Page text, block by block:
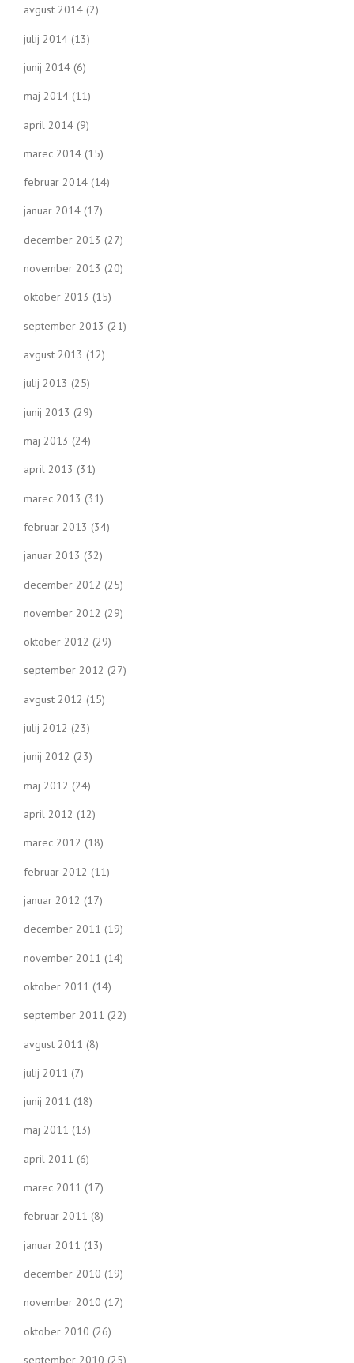
avgust 2014 (2)
julij 2014 (13)
junij 2014 (6)
maj 2014 (11)
april 2014 (9)
marec 2014 (15)
februar 2014 (14)
januar 2014 (17)
december 2013 (27)
november 2013 (20)
oktober 2013 (15)
september 2013 (21)
avgust 2013 (12)
julij 2013 (25)
junij 2013 (29)
maj 2013 (24)
april 2013 (31)
marec 2013 (31)
februar 2013 (34)
januar 2013 (32)
december 2012 (25)
november 2012 (29)
oktober 2012 (29)
september 2012 (27)
avgust 2012 (15)
julij 2012 (23)
junij 2012 (23)
maj 2012 (24)
april 2012 (12)
marec 2012 (18)
februar 2012 (11)
januar 2012 (17)
december 2011 (19)
november 2011 (14)
oktober 2011 (14)
september 2011 (22)
avgust 2011 (8)
julij 2011 (7)
junij 2011 (18)
maj 2011 (13)
april 2011 (6)
marec 2011 (17)
februar 2011 (8)
januar 2011 (13)
december 2010 (19)
november 2010 (17)
oktober 2010 (26)
september 2010 (25)